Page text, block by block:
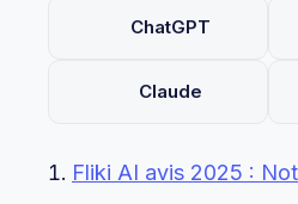
ChatGPT
Claude
Fliki AI avis 2025 :